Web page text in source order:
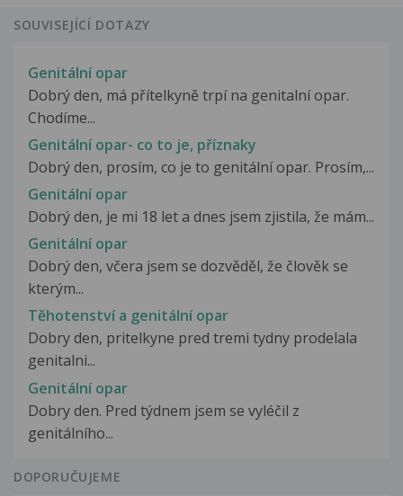
SOUVISEJÍCÍ DOTAZY
Genitální opar
Dobrý den, má přítelkyně trpí na genitalní opar.
Chodíme...
Genitální opar- co to je, příznaky
Dobrý den, prosím, co je to genitální opar. Prosím,...
Genitální opar
Dobrý den, je mi 18 let a dnes jsem zjistila, že mám...
Genitální opar
Dobrý den, včera jsem se dozvěděl, že člověk se
kterým...
Těhotenství a genitální opar
Dobry den, pritelkyne pred tremi tydny prodelala
genitalni...
Genitální opar
Dobry den. Pred týdnem jsem se vyléčil z
genitálního...
DOPORUČUJEME